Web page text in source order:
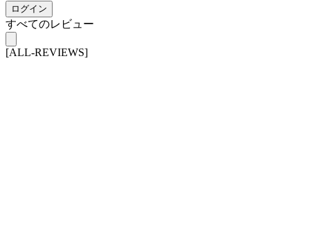
ログイン
すべてのレビュー
[ALL-REVIEWS]